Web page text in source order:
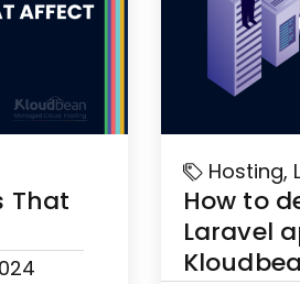
That
Hosting,
How to
Laravel